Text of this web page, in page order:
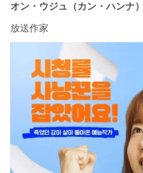
オン・ウジュ（カン・ハンナ）
放送作家